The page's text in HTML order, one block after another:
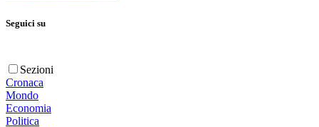
Seguici su
Sezioni
Cronaca
Mondo
Economia
Politica